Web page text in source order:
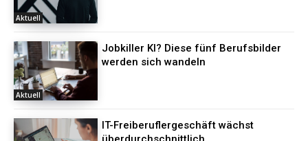
Aktuell
Aktuell
Jobkiller KI? Diese fünf Berufsbilder
werden sich wandeln
IT-Freiberuflergeschäft wächst